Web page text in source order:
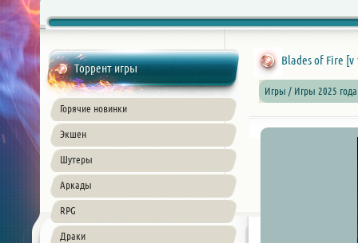
PC
Торрент игры
Горячие новинки
Экшен
Шутеры
Аркады
RPG
Драки
Blades of Fire [v
Игры / Игры 2025